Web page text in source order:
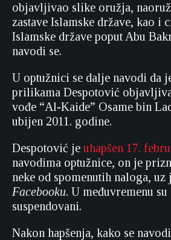
objavljivao slike oružja,
zastave Islamske države, kao i
Islamske države poput Abu
navodi se.
U optužnici se dalje navodi da
prilikama Despotović
vođe “Al-Kaide” Osame bin
ubijen 2011. godine.
Despotović je uhapšen 17.
navodima optužnice, on je
neke od spomenutih naloga, uz
Facebooku. U međuvremenu
suspendovani.
Nakon hapšenja, kako se